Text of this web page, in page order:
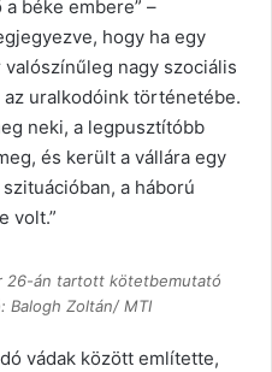
béke embere” –
hogy ha egy
nagy szociális
uralkodóink történetébe.
neki, a legpusztítóbb
és került a vállára egy
a háború
volt.”
26-án tartott kötetbemutató
Balogh Zoltán/ MTI
vádak között említette,